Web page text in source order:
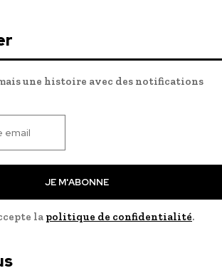
une histoire avec des notifications
JE M'ABONNE
la politique de confidentialité.